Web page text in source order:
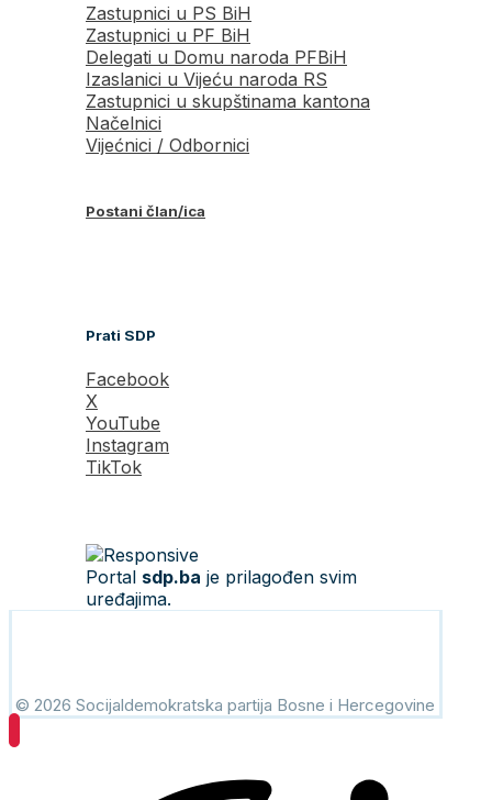
Zastupnici u PS BiH
Zastupnici u PF BiH
Delegati u Domu naroda PFBiH
Izaslanici u Vijeću naroda RS
Zastupnici u skupštinama kantona
Načelnici
Vijećnici / Odbornici
Postani član/ica
Prati SDP
Facebook
X
YouTube
Instagram
TikTok
Portal sdp.ba je prilagođen svim
uređajima.
© 2026 Socijaldemokratska partija Bosne i Hercegovine